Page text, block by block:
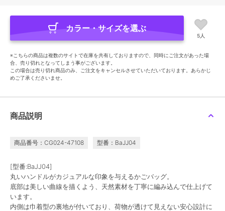
カラー・サイズを選ぶ
5人
※こちらの商品は複数のサイトで在庫を共有しておりますので、同時にご注文があった場
合、売り切れとなってしまう事がございます。
この場合は売り切れ商品のみ、ご注文をキャンセルさせていただいております。あらかじ
めご了承くださいませ。
商品説明
商品番号：CG024-47108 型番：BaJJ04
[型番:BaJJ04]
丸いハンドルがカジュアルな印象を与えるかごバッグ。
底部は美しい曲線を描くよう、天然素材を丁寧に編み込んで仕上げて
います。
内側は巾着型の裏地が付いており、荷物が透けて見えない安心設計に